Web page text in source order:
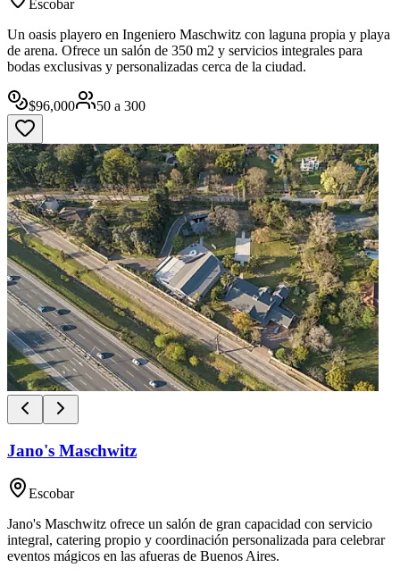
Escobar
Un oasis playero en Ingeniero Maschwitz con laguna propia y playa
de arena. Ofrece un salón de 350 m2 y servicios integrales para
bodas exclusivas y personalizadas cerca de la ciudad.
$96,000 50 a 300
Jano's Maschwitz
Escobar
Jano's Maschwitz ofrece un salón de gran capacidad con servicio
integral, catering propio y coordinación personalizada para celebrar
eventos mágicos en las afueras de Buenos Aires.